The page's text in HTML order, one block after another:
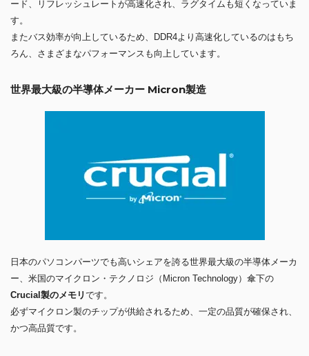
ード、リフレッシュレートが高速化され、ラグタイムも短くなっていま
す。
またバス効率が向上しているため、DDR4より高速化しているのはもち
ろん、さまざまなパフォーマンスも向上しています。
世界最大級の半導体メーカー Micron製造
日本のパソコンパーツでも高いシェアを誇る世界最大級の半導体メーカ
ー、米国のマイクロン・テクノロジ（Micron Technology）傘下の
Crucial製のメモリです。
必ずマイクロン製のチップが供給されるため、一定の品質が確保され、
かつ高品質です。